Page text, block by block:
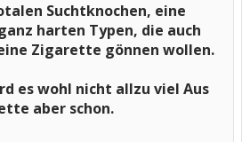
Suchtknochen, eine
harten Typen, die auch
Zigarette gönnen wollen.
es wohl nicht allzu viel Aus
aber schon.